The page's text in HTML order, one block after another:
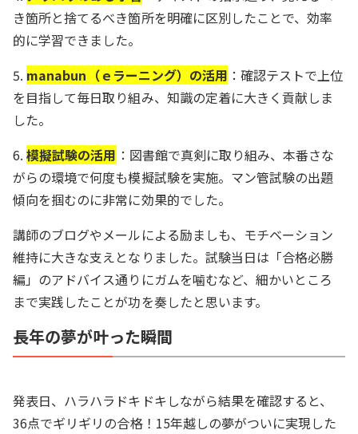
き箇所と捨てるべき箇所を明確に区別したことで、効率
的に学習できました。
5. manabun（ｅラーニング）の活用 ：確認テストで上位
を目指して毎日取り組み、知識の定着に大きく貢献しま
した。
6.模擬試験の活用 ：図書館で真剣に取り組み、本番さな
がらの環境で何度も模擬試験を実施。マン管試験の出題
傾向を掴むのに非常に効果的でした。
講師のブログやメールによる励ましも、モチベーション
維持に大きな支えとなりました。試験当日は「合格必勝
編」のアドバイス通りにガムを噛むなど、細かいところ
まで実践したことが功を奏したと思います。
長年の夢が叶った瞬間
発表日、ハラハラドキドキしながら結果を確認すると、
36点でギリギリの合格！15年越しの夢がついに実現した